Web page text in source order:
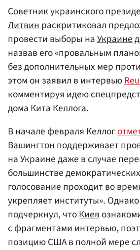
Советник украинского
Литвинраскритиковал
провести выборы наУкраине
назвав его «провальным
без дополнительных мер
этом он заявил в интервью
комментируя идею
дома Кита Келлога.
В начале февраля Келлог
Вашингтонподдерживает
на Украине даже в случае
большинстве
голосование проходит во
укрепляет институты».
подчеркнул, чтоКиев
с фрагментами интервью,
позицию США в полной мере